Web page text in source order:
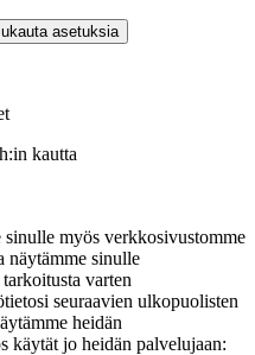
asetuksia
kautta
sinulle myös verkkosivustomme
näytämme sinulle
varten
seuraavien ulkopuolisten
heidän
käytät jo heidän palvelujaan: